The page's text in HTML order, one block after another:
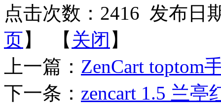
点击次数： 2416 发布日
页】 【 关闭 】
上一篇： ZenCart toptom
下一条： zencart 1.5 兰亭